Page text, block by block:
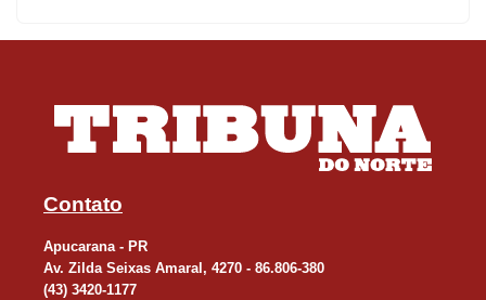
ocorrer às 14 horas (de Brasília) deste domingo, em Interlagos.
FITTIPALDI - O boxe da Mercedes recebeu uma visita ilustre na
tarde de ontem. O brasileiro Emerson Fittipaldi, bicampeão
elogiou Lewis Hamilton pelo terceiro título.
Fittipaldi passou rapidamente pelo boxe pouco depois do primeiro
treino – a atividade, por sinal, terminou com Lewis Hamilton e
Contato
Apucarana - PR
Av. Zilda Seixas Amaral, 4270 - 86.806-380
(43) 3420-1177